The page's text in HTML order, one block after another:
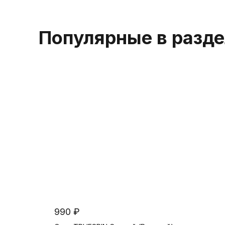
Популярные в
990 ₽